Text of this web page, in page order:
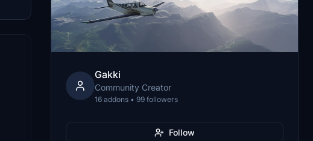
Gakki
Community Creator
16 addons • 99 followers
Follow